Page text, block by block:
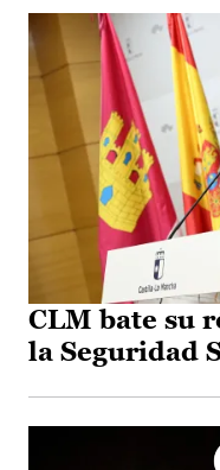
CLM bate su
la Seguridad